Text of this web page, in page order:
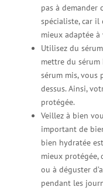
pas à demander
spécialiste, car
mieux adaptée
Utilisez du
mettre du
sérum mis, vous
dessus. Ainsi,
protégée.
Veillez à bien
important de
bien hydratée
mieux protégée,
ou à déguster
pendant les